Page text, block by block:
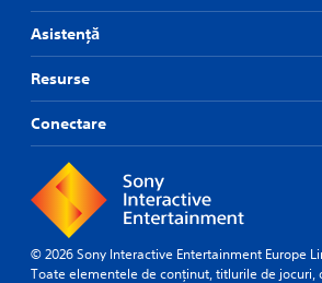
Asistență
Resurse
Conectare
© 2026 Sony Interactive Entertainment Europe
Toate elementele de conținut, titlurile de